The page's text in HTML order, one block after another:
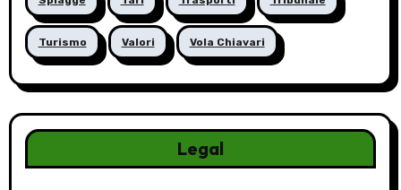
Turismo Valori Vola Chiavari
Legal